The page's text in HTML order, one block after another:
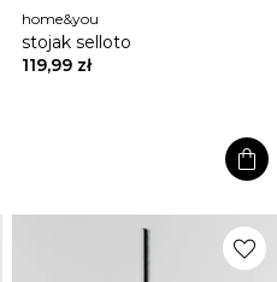
home&you
stojak selloto
119,99 zł
shopping_bag
favorite